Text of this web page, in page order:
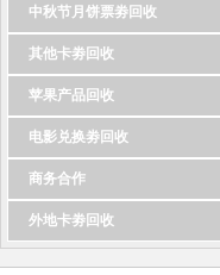
中秋节月饼票劵回收
其他卡劵回收
苹果产品回收
电影兑换劵回收
商务合作
外地卡劵回收